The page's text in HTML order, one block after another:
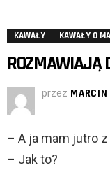
KAWAŁY KAWAŁY O
ROZMAWIAJĄ
przez MARCIN
– A ja mam jutro
– Jak to?